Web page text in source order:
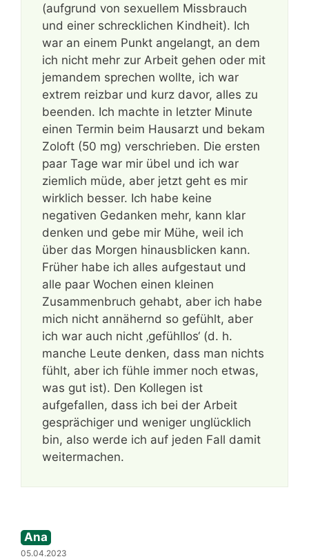
(aufgrund von sexuellem Missbrauch
und einer schrecklichen Kindheit). Ich
war an einem Punkt angelangt, an dem
ich nicht mehr zur Arbeit gehen oder mit
jemandem sprechen wollte, ich war
extrem reizbar und kurz davor, alles zu
beenden. Ich machte in letzter Minute
einen Termin beim Hausarzt und bekam
Zoloft (50 mg) verschrieben. Die ersten
paar Tage war mir übel und ich war
ziemlich müde, aber jetzt geht es mir
wirklich besser. Ich habe keine
negativen Gedanken mehr, kann klar
denken und gebe mir Mühe, weil ich
über das Morgen hinausblicken kann.
Früher habe ich alles aufgestaut und
alle paar Wochen einen kleinen
Zusammenbruch gehabt, aber ich habe
mich nicht annähernd so gefühlt, aber
ich war auch nicht ‚gefühllos‘ (d. h.
manche Leute denken, dass man nichts
fühlt, aber ich fühle immer noch etwas,
was gut ist). Den Kollegen ist
aufgefallen, dass ich bei der Arbeit
gesprächiger und weniger unglücklich
bin, also werde ich auf jeden Fall damit
weitermachen.
Ana
05.04.2023